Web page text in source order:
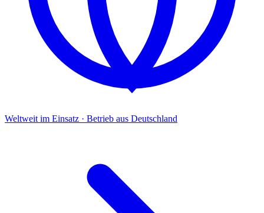
Weltweit im Einsatz · Betrieb aus Deutschland